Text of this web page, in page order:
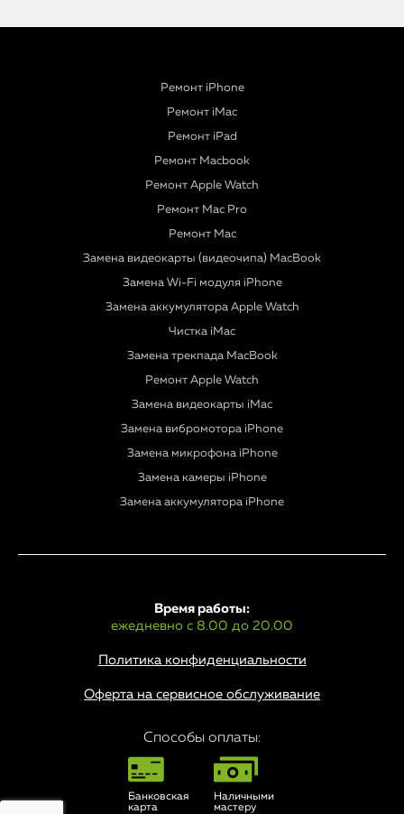
Ремонт iPhone
Ремонт iMac
Ремонт iPad
Ремонт Macbook
Ремонт Apple Watch
Ремонт Mac Pro
Ремонт Mac
Замена видеокарты (видеочипа) MacBook
Замена Wi-Fi модуля iPhone
Замена аккумулятора Apple Watch
Чистка iMac
Замена трекпада MacBook
Ремонт Apple Watch
Замена видеокарты iMac
Замена вибромотора iPhone
Замена микрофона iPhone
Замена камеры iPhone
Замена аккумулятора iPhone
Политика конфиденциальности
Время работы:
ежедневно с 8.00 до 20.00
Оферта на сервисное обслуживание
Способы оплаты:
Банковская
карта
Наличными
мастеру